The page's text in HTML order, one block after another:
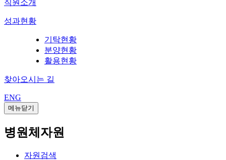
직원소개
성과현황
기탁현황
분양현황
활용현황
찾아오시는 길
ENG
메뉴닫기
병원체자원
자원검색